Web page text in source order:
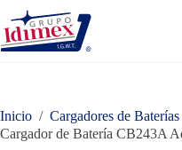
Saltar
contenido
Inicio / Cargadores de Baterías
Cargador de Batería CB243A